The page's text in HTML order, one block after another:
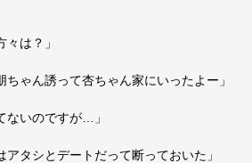
は？」
ゃん誘って杏ちゃん家にいったよー」
いのですが…」
タシとデートだって断っておいた」